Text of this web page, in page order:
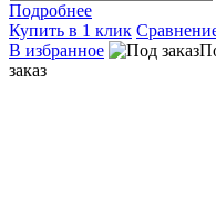
Подробнее
Купить в 1 клик
В избранное
заказ